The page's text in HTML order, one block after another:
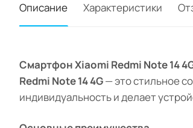
Описание Характеристики
Смартфон Xiaomi Redmi Note 14
Redmi Note 14 4G— это стильное
индивидуальность и делает